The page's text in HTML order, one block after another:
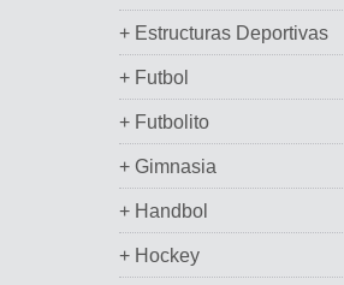
+ Estructuras Deportivas
+ Futbol
+ Futbolito
+ Gimnasia
+ Handbol
+ Hockey